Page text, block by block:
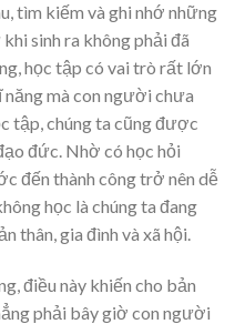
tìm kiếm và ghi nhớ những
sinh ra không phải đã
học tập có vai trò rất lớn
mà con người chưa
tập, chúng ta cũng được
đức. Nhờ có học hỏi
đến thành công trở nên dễ
học là chúng ta đang
thân, gia đình và xã hội.
điều này khiến cho bản
phải bây giờ con người